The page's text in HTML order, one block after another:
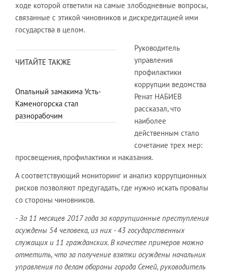
ходе которой ответили на самые злободневные вопросы,
связанные с этикой чиновников и дискредитацией ими
государства в целом.
ЧИТАЙТЕ ТАКЖЕ
Опальный замакима Усть-
Каменогорска стал
разнорабочим
Руководитель
управления
профилактики
коррупции ведомства
Ренат НАБИЕВ
рассказал, что
наиболее
действенным стало
сочетание трех мер:
просвещения, профилактики и наказания.
А соответствующий мониторинг и анализ коррупционных
рисков позволяют предугадать, где нужно искать провалы
со стороны чиновников.
- За 11 месяцев 2017 года за коррупционные преступления
осуждены 54 человека, из них - 43 государственных
служащих и 11 гражданских. В качестве примеров можно
отметить, что за получение взятки осуждены начальник
управления по делам обороны города Семей, руководитель